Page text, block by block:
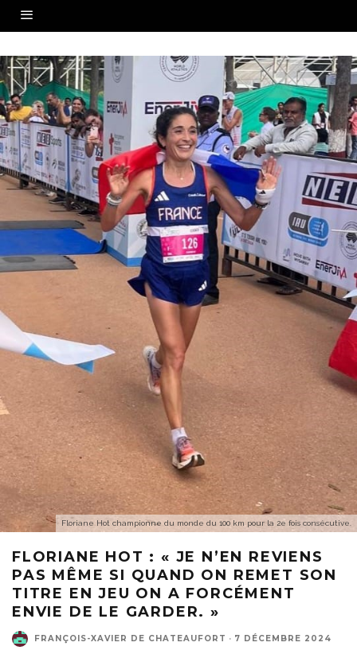
Floriane Hot championne du monde du 100 km pour la 2e fois consécutive.
FLORIANE HOT : « JE N’EN REVIENS
PAS MÊME SI QUAND ON REMET SON
TITRE EN JEU ON A FORCÉMENT
ENVIE DE LE GARDER. »
FRANÇOIS-XAVIER DE CHATEAUFORT · 7 DÉCEMBRE 2024